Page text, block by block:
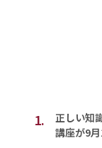
1.
正しい知
講座が9